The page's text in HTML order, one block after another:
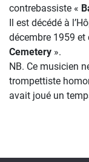
contrebassiste «
Il est décédé à
décembre 1959 et
Cemetery ».
NB. Ce musicien
trompettiste
avait joué un